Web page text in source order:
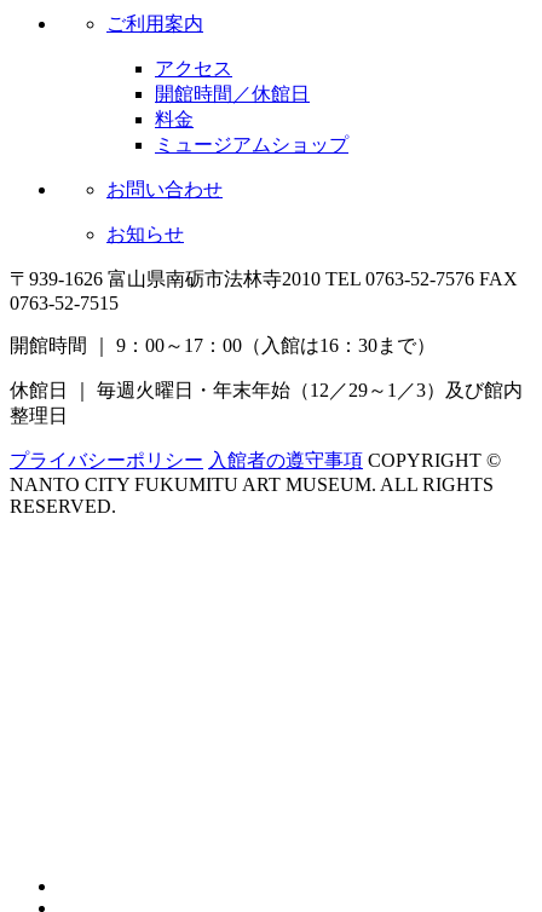
ご利用案内
アクセス
開館時間／休館日
料金
ミュージアムショップ
お問い合わせ
お知らせ
〒939-1626 富山県南砺市法林寺2010 TEL 0763-52-7576 FAX
0763-52-7515
開館時間 ｜ 9：00～17：00（入館は16：30まで）
休館日 ｜ 毎週火曜日・年末年始（12／29～1／3）
及び館内
整理日
プライバシーポリシー 入館者の遵守事項 COPYRIGHT ©
NANTO CITY FUKUMITU ART MUSEUM. ALL RIGHTS
RESERVED.